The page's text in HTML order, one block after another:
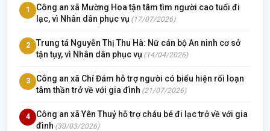
1
Công an xã Mường Hoa tận tâm tìm người cao tuổi đi
lạc, vì Nhân dân phục vụ (17/07/2026)
2
Trung tá Nguyễn Thị Thu Hà: Nữ cán bộ An ninh cơ sở
tận tụy, vì Nhân dân phục vụ (14/04/2026)
3
Công an xã Chí Đám hỗ trợ người có biểu hiện rối loạn
tâm thần trở về với gia đình (21/07/2026)
4
Công an xã Yên Thuỷ hỗ trợ cháu bé đi lạc trở về với gia
đình (30/03/2026)